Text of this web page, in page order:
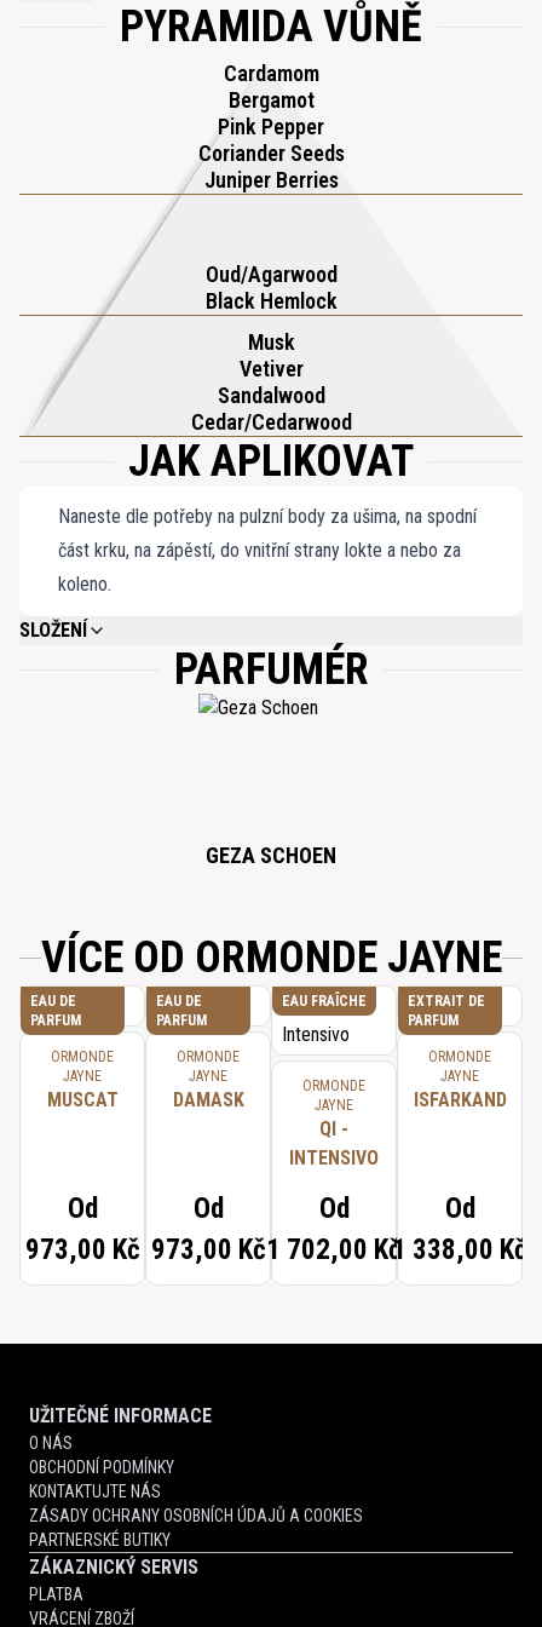
hledají sebevědomí, přitažlivost a osobitost v jedinečném
luxusní jemné vůni.PYRAMIDA VŮNĚ
Cardamom
Bergamot
Pink Pepper
Coriander Seeds
Juniper Berries
Oud/Agarwood
Black Hemlock
Musk
Vetiver
Sandalwood
Cedar/Cedarwood
JAK APLIKOVAT
Naneste dle potřeby na pulzní body za ušima, na spodní
část krku, na zápěstí, do vnitřní strany lokte a nebo za
koleno.
SLOŽENÍ
ALCOHOL, PARFUM (FRAGRANCE), AQUA (WATER), LIMONENE, LINALOOL,
CITRONELLOL, CITRAL, CINNAMAL, GERANIOL, EUGENOL, BENZYL
CINNAMATE, CINNAMYL ALCOHOL, BENZYL BENZOATE, ISOEUGENOL,
PARFUMÉR
GEZA SCHOEN
VÍCE OD ORMONDE JAYNE
EAU DE
PARFUM
ORMONDE
JAYNE
MUSCAT
Od
973,00 Kč
EAU DE
PARFUM
ORMONDE
JAYNE
DAMASK
Od
973,00 Kč
EAU FRAÎCHE
ORMONDE
JAYNE
QI -
INTENSIVO
Od
1 702,00 Kč
EXTRAIT DE
PARFUM
ORMONDE
JAYNE
ISFARKAND
Od
1 338,00 Kč
UŽITEČNÉ INFORMACE
O NÁS
OBCHODNÍ PODMÍNKY
KONTAKTUJTE NÁS
ZÁSADY OCHRANY OSOBNÍCH ÚDAJŮ A COOKIES
PARTNERSKÉ BUTIKY
ZÁKAZNICKÝ SERVIS
PLATBA
VRÁCENÍ ZBOŽÍ